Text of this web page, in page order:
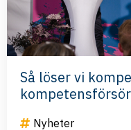
Så löser vi
Nyheter